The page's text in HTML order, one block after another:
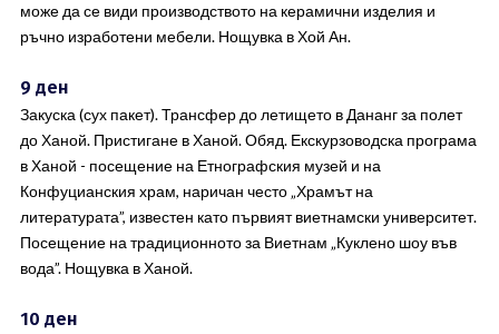
може да се види производството на керамични изделия и
ръчно изработени мебели. Нощувка в Хой Ан.
9 ден
Закуска (сух пакет). Трансфер до летището в Дананг за полет
до Ханой. Пристигане в Ханой. Обяд. Екскурзоводска програма
в Ханой - посещение на Етнографския музей и на
Конфуцианския храм, наричан често „Храмът на
литературата”, известен като първият виетнамски университет.
Посещение на традиционното за Виетнам „Куклено шоу във
вода”. Нощувка в Ханой.
10 ден